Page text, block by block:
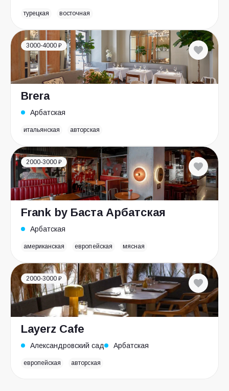
турецкая восточная
3000-4000 ₽
Brera
Арбатская
итальянская авторская
2000-3000 ₽
Frank by Баста Арбатская
Арбатская
американская европейская мясная
2000-3000 ₽
Layerz Cafe
Александровский сад Арбатская
европейская авторская